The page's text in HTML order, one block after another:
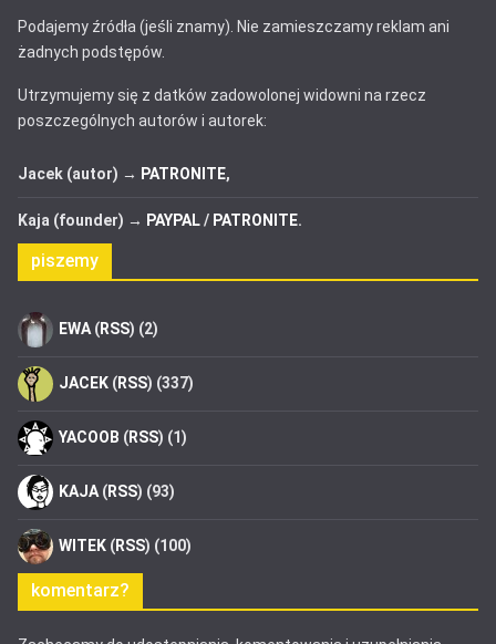
Podajemy źródła (jeśli znamy). Nie zamieszczamy reklam ani
żadnych podstępów.
Utrzymujemy się z datków zadowolonej widowni na rzecz
poszczególnych autorów i autorek:
Jacek (autor) → PATRONITE,
Kaja (founder) → PAYPAL/ PATRONITE.
piszemy
EWA (RSS) (2)
JACEK (RSS) (337)
YACOOB (RSS) (1)
KAJA (RSS) (93)
WITEK (RSS) (100)
komentarz?